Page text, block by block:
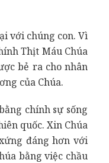
với chúng con. Vì
Thịt Máu Chúa
bẻ ra cho nhân
của Chúa.
chính sự sống
quốc. Xin Chúa
đáng hơn với
bằng việc chầu